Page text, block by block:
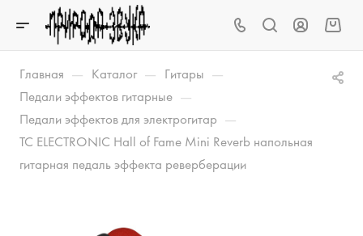
Главная — Каталог — Гитары —
Педали эффектов гитарные —
Педали эффектов для электрогитар —
TC ELECTRONIC Hall of Fame Mini Reverb напольная
гитарная педаль эффекта реверберации